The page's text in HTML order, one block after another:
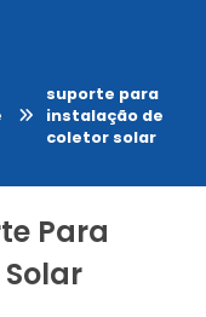
suporte para
instalação de
coletor solar
Para